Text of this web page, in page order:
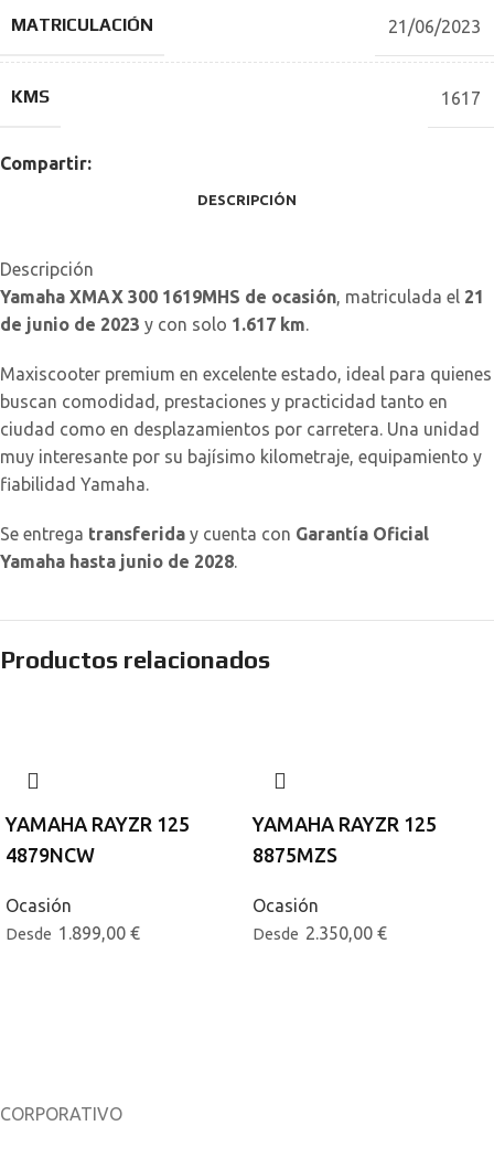
MATRICULACIÓN 21/06/2023
KMS 1617
Compartir:
DESCRIPCIÓN
Descripción
Yamaha XMAX 300 1619MHS de ocasión, matriculada el 21
de junio de 2023 y con solo 1.617 km.
Maxiscooter premium en excelente estado, ideal para quienes
buscan comodidad, prestaciones y practicidad tanto en
ciudad como en desplazamientos por carretera. Una unidad
muy interesante por su bajísimo kilometraje, equipamiento y
fiabilidad Yamaha.
Se entrega transferida y cuenta con Garantía Oficial
Yamaha hasta junio de 2028.
Productos relacionados
YAMAHA RAYZR 125
4879NCW
Ocasión
Desde 1.899,00 €
YAMAHA RAYZR 125
8875MZS
Ocasión
Desde 2.350,00 €
CORPORATIVO